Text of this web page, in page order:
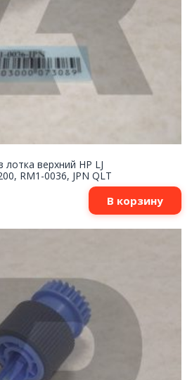
верхний HP LJ
RM1-0036, JPN QLT
В корзину